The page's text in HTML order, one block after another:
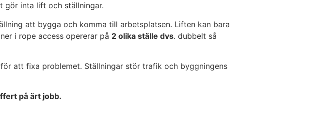
gör inta lift och ställningar.
att bygga och komma till arbetsplatsen. Liften kan bara
i rope access opererar på 2 olika ställe dvs. dubbelt så
att fixa problemet. Ställningar stör trafik och byggningens
på ärt jobb.